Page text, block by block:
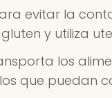
evitar la
y utiliza
los
que puedan